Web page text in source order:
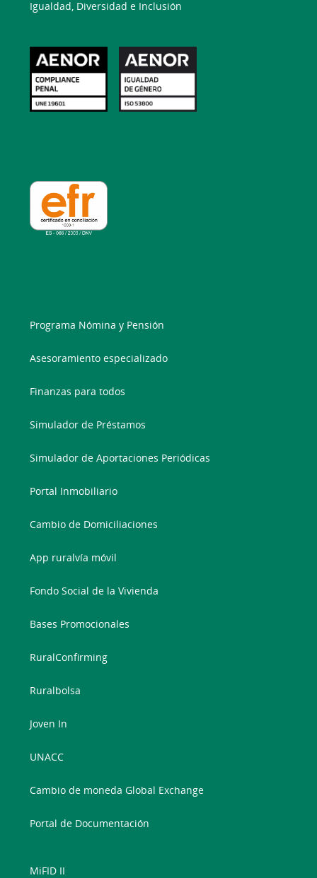
Igualdad, Diversidad e Inclusión
Programa Nómina y Pensión
Asesoramiento especializado
Finanzas para todos
Simulador de Préstamos
Simulador de Aportaciones Periódicas
Portal Inmobiliario
Cambio de Domiciliaciones
App ruralvía móvil
Fondo Social de la Vivienda
Bases Promocionales
RuralConfirming
Ruralbolsa
Joven In
UNACC
Cambio de moneda Global Exchange
Portal de Documentación
MiFID II